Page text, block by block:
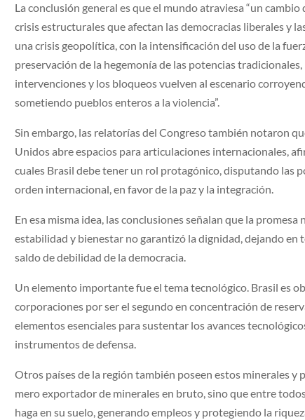
La conclusión general es que el mundo atraviesa “un
crisis estructurales que afectan las democracias liberales y
una crisis geopolítica, con la intensificación del uso de la
preservación de la hegemonía de las potencias
intervenciones y los bloqueos vuelven al escenario
sometiendo pueblos enteros a la violencia”.
Sin embargo, las relatorías del Congreso también notaron
Unidos abre espacios para articulaciones internacionales,
cuales Brasil debe tener un rol protagónico, disputando las
orden internacional, en favor de la paz y la integración.
En esa misma idea, las conclusiones señalan que la
estabilidad y bienestar no garantizó la dignidad, dejando en
saldo de debilidad de la democracia.
Un elemento importante fue el tema tecnológico. Brasil es
corporaciones por ser el segundo en concentración de
elementos esenciales para sustentar los avances
instrumentos de defensa.
Otros países de la región también poseen estos minerales y
mero exportador de minerales en bruto, sino que entre
haga en su suelo, generando empleos y protegiendo la